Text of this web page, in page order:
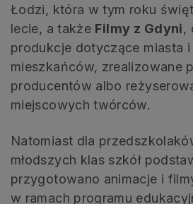
Łodzi, która w tym roku
lecie, a także Filmy z Gdyni,
produkcje dotyczące miasta i
mieszkańców, zrealizowane
producentów albo
miejscowych twórców.
Natomiast dla
młodszych klas szkół
przygotowano animacje i
w ramach programu